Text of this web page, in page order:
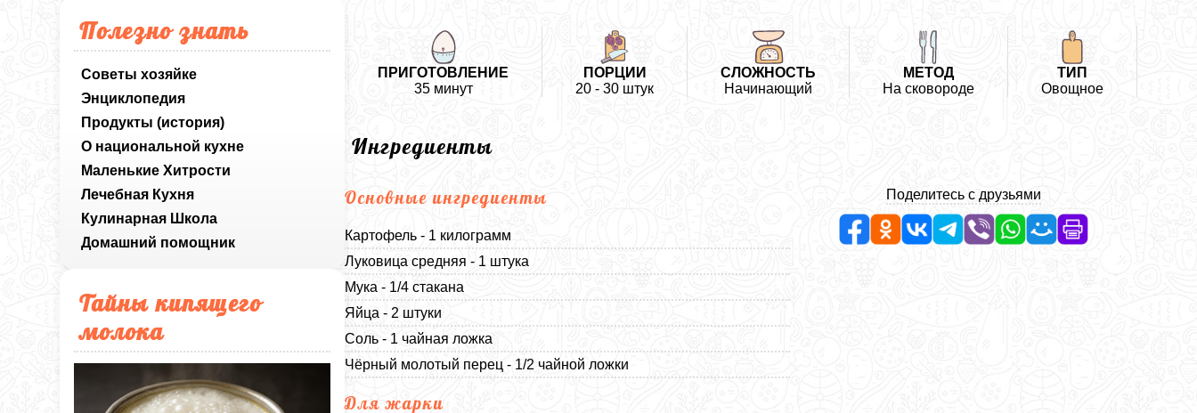
Полезно знать
Советы хозяйке
Энциклопедия
Продукты (история)
О национальной кухне
Маленькие Хитрости
Лечебная Кухня
Кулинарная Школа
Домашний помощник
Тайны кипящего
молока
ПРИГОТОВЛЕНИЕ
35 минут
ПОРЦИИ
20 - 30 штук
СЛОЖНОСТЬ
Начинающий
МЕТОД
На сковороде
ТИП
Овощное
Ингредиенты
Основные ингредиенты
Картофель - 1 килограмм
Луковица средняя - 1 штука
Мука - 1/4 стакана
Яйца - 2 штуки
Соль - 1 чайная ложка
Чёрный молотый перец - 1/2 чайной ложки
Для жарки
Поделитесь с друзьями